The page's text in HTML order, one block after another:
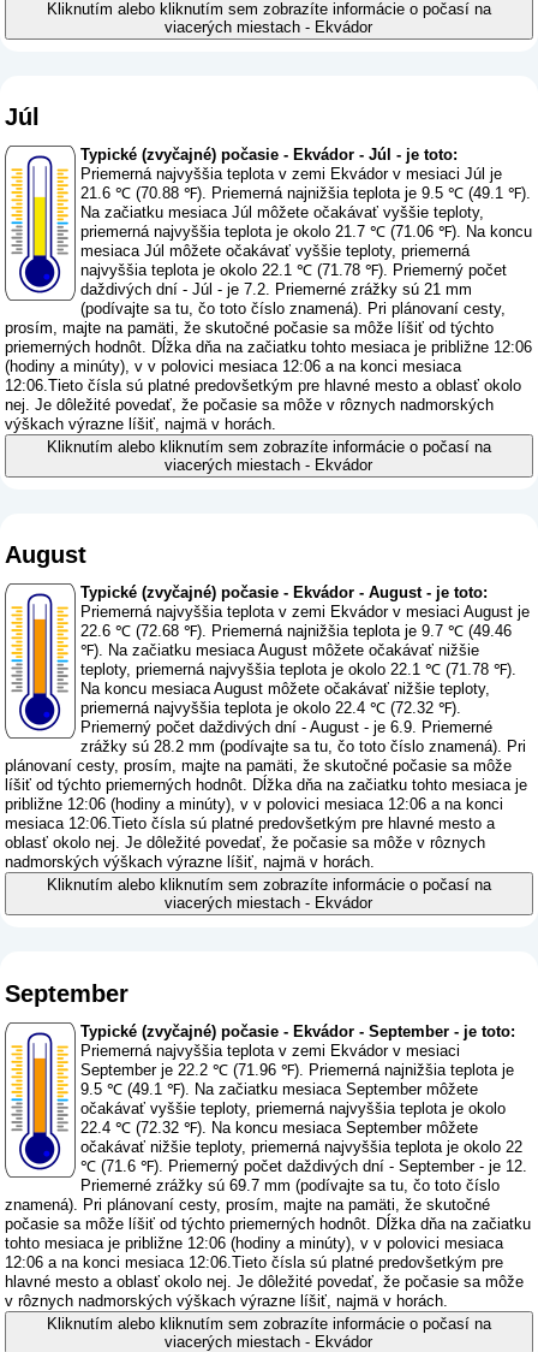
Kliknutím alebo kliknutím sem zobrazíte informácie o počasí na
viacerých miestach - Ekvádor
Júl
Typické (zvyčajné) počasie - Ekvádor - Júl - je toto:
Priemerná najvyššia teplota v zemi Ekvádor v mesiaci Júl je
21.6 ℃ (70.88 ℉). Priemerná najnižšia teplota je 9.5 ℃ (49.1 ℉).
Na začiatku mesiaca Júl môžete očakávať vyššie teploty,
priemerná najvyššia teplota je okolo 21.7 ℃ (71.06 ℉). Na koncu
mesiaca Júl môžete očakávať vyššie teploty, priemerná
najvyššia teplota je okolo 22.1 ℃ (71.78 ℉). Priemerný počet
daždivých dní - Júl - je 7.2. Priemerné zrážky sú 21 mm
(podívajte sa tu, čo toto číslo znamená). Pri plánovaní cesty,
prosím, majte na pamäti, že skutočné počasie sa môže líšiť od týchto
priemerných hodnôt. Dĺžka dňa na začiatku tohto mesiaca je približne 12:06
(hodiny a minúty), v v polovici mesiaca 12:06 a na konci mesiaca
12:06.Tieto čísla sú platné predovšetkým pre hlavné mesto a oblasť okolo
nej. Je dôležité povedať, že počasie sa môže v rôznych nadmorských
výškach výrazne líšiť, najmä v horách.
Kliknutím alebo kliknutím sem zobrazíte informácie o počasí na
viacerých miestach - Ekvádor
August
Typické (zvyčajné) počasie - Ekvádor - August - je toto:
Priemerná najvyššia teplota v zemi Ekvádor v mesiaci August je
22.6 ℃ (72.68 ℉). Priemerná najnižšia teplota je 9.7 ℃ (49.46
℉). Na začiatku mesiaca August môžete očakávať nižšie
teploty, priemerná najvyššia teplota je okolo 22.1 ℃ (71.78 ℉).
Na koncu mesiaca August môžete očakávať nižšie teploty,
priemerná najvyššia teplota je okolo 22.4 ℃ (72.32 ℉).
Priemerný počet daždivých dní - August - je 6.9. Priemerné
zrážky sú 28.2 mm (podívajte sa tu, čo toto číslo znamená). Pri
plánovaní cesty, prosím, majte na pamäti, že skutočné počasie sa môže
líšiť od týchto priemerných hodnôt. Dĺžka dňa na začiatku tohto mesiaca je
približne 12:06 (hodiny a minúty), v v polovici mesiaca 12:06 a na konci
mesiaca 12:06.Tieto čísla sú platné predovšetkým pre hlavné mesto a
oblasť okolo nej. Je dôležité povedať, že počasie sa môže v rôznych
nadmorských výškach výrazne líšiť, najmä v horách.
Kliknutím alebo kliknutím sem zobrazíte informácie o počasí na
viacerých miestach - Ekvádor
September
Typické (zvyčajné) počasie - Ekvádor - September - je toto:
Priemerná najvyššia teplota v zemi Ekvádor v mesiaci
September je 22.2 ℃ (71.96 ℉). Priemerná najnižšia teplota je
9.5 ℃ (49.1 ℉). Na začiatku mesiaca September môžete
očakávať vyššie teploty, priemerná najvyššia teplota je okolo
22.4 ℃ (72.32 ℉). Na koncu mesiaca September môžete
očakávať nižšie teploty, priemerná najvyššia teplota je okolo 22
℃ (71.6 ℉). Priemerný počet daždivých dní - September - je 12.
Priemerné zrážky sú 69.7 mm (podívajte sa tu, čo toto číslo
znamená). Pri plánovaní cesty, prosím, majte na pamäti, že skutočné
počasie sa môže líšiť od týchto priemerných hodnôt. Dĺžka dňa na začiatku
tohto mesiaca je približne 12:06 (hodiny a minúty), v v polovici mesiaca
12:06 a na konci mesiaca 12:06.Tieto čísla sú platné predovšetkým pre
hlavné mesto a oblasť okolo nej. Je dôležité povedať, že počasie sa môže
v rôznych nadmorských výškach výrazne líšiť, najmä v horách.
Kliknutím alebo kliknutím sem zobrazíte informácie o počasí na
viacerých miestach - Ekvádor